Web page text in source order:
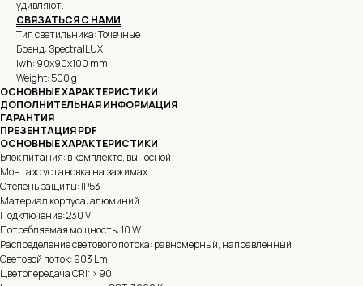
удивляют.
СВЯЗАТЬСЯ С НАМИ
Тип светильника: Точечные
Бренд: SpectralLUX
lwh: 90x90x100 mm
Weight: 500 g
ОСНОВНЫЕ ХАРАКТЕРИСТИКИ
ДОПОЛНИТЕЛЬНАЯ ИНФОРМАЦИЯ
ГАРАНТИЯ
ПРЕЗЕНТАЦИЯ PDF
ОСНОВНЫЕ ХАРАКТЕРИСТИКИ
Блок питания: в комплекте, выносной
Монтаж: установка на зажимах
Степень защиты: IP53
Материал корпуса: алюминий
Подключение: 230 V
Потребляемая мощность: 10 W
Распределение светового потока: равномерный, направленный
Световой поток: 903 Lm
Цветопередача CRI: > 90